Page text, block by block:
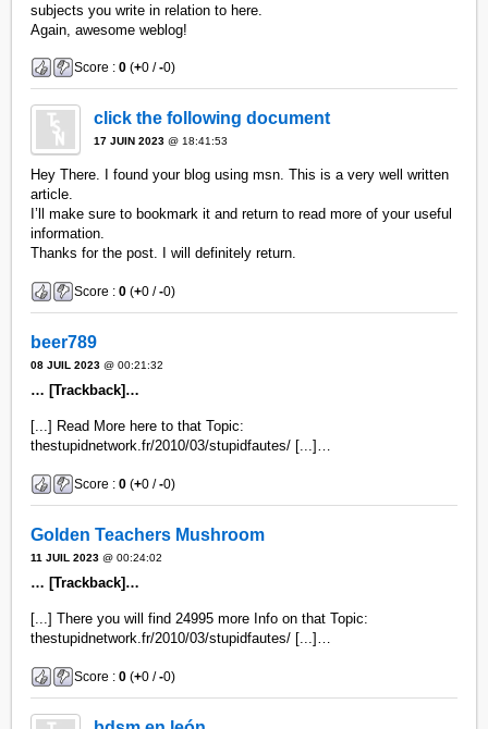
subjects you write in relation to here.
Again, awesome weblog!
Score :0 (+0 /-0)
click the following document
17 JUIN 2023 @ 18:41:53
Hey There. I found your blog using msn. This is a very well written
article.
I’ll make sure to bookmark it and return to read more of your useful
information.
Thanks for the post. I will definitely return.
Score :0 (+0 /-0)
beer789
08 JUIL 2023 @ 00:21:32
… [Trackback]…
[...] Read More here to that Topic:
thestupidnetwork.fr/2010/03/stupidfautes/ [...]…
Score :0 (+0 /-0)
Golden Teachers Mushroom
11 JUIL 2023 @ 00:24:02
… [Trackback]…
[...] There you will find 24995 more Info on that Topic:
thestupidnetwork.fr/2010/03/stupidfautes/ [...]…
Score :0 (+0 /-0)